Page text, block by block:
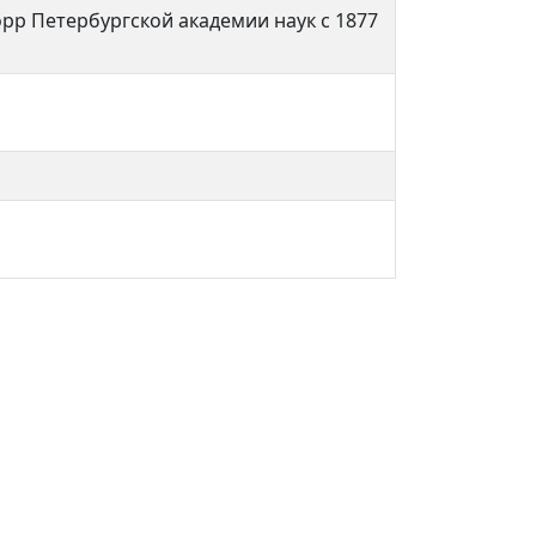
Петербургской академии наук с 1877